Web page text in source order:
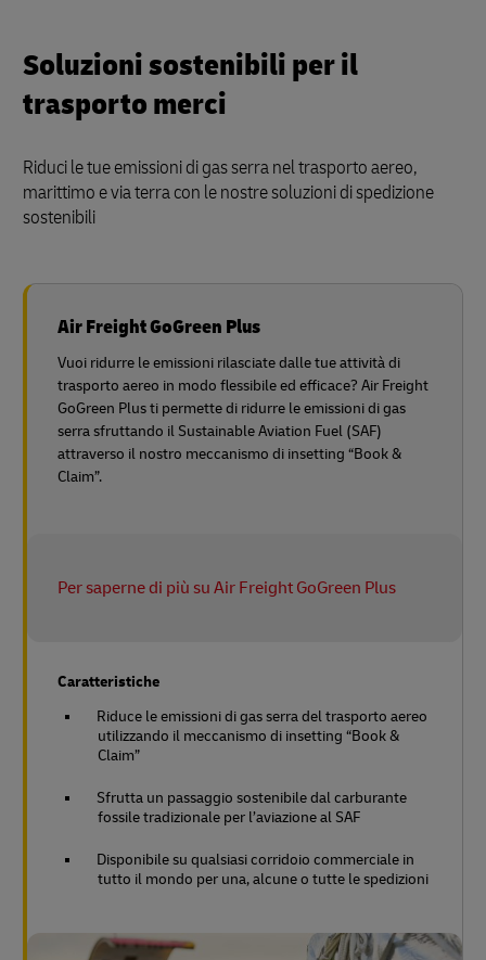
Soluzioni sostenibili per il
trasporto merci
Riduci le tue emissioni di gas serra nel trasporto aereo,
marittimo e via terra con le nostre soluzioni di spedizione
sostenibili
Air Freight GoGreen Plus
Vuoi ridurre le emissioni rilasciate dalle tue attività di
trasporto aereo in modo flessibile ed efficace? Air Freight
GoGreen Plus ti permette di ridurre le emissioni di gas
serra sfruttando il Sustainable Aviation Fuel (SAF)
attraverso il nostro meccanismo di insetting “Book &
Claim”.
Per saperne di più su Air Freight GoGreen Plus
Caratteristiche
Riduce le emissioni di gas serra del trasporto aereo
utilizzando il meccanismo di insetting “Book &
Claim”
Sfrutta un passaggio sostenibile dal carburante
fossile tradizionale per l’aviazione al SAF
Disponibile su qualsiasi corridoio commerciale in
tutto il mondo per una, alcune o tutte le spedizioni